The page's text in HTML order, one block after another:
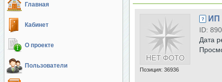
Главная
Кабинет
О проекте
Пользователи
Позиция: 36936
ИП
ID: 890
Дата